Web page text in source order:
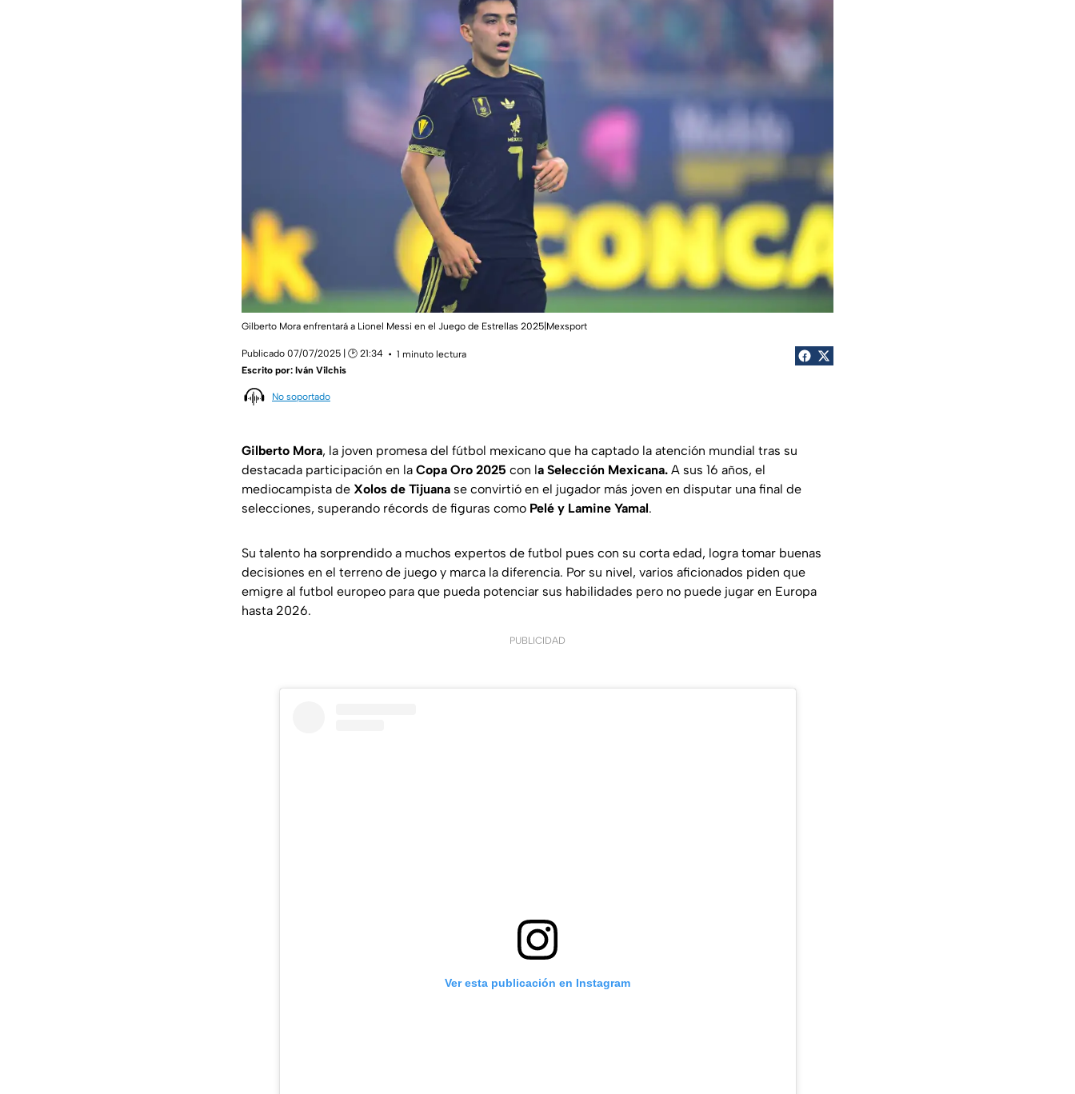
Gilberto Mora enfrentará a Lionel Messi en el Juego de Estrellas 2025|Mexsport
Publicado 07/07/2025 | 🕑 21:34
1 minuto lectura
Escrito por: Iván Vilchis
No soportado
Gilberto Mora, la joven promesa del fútbol mexicano que ha captado la atención mundial tras su
destacada participación en la Copa Oro 2025 con la Selección Mexicana. A sus 16 años, el
mediocampista de Xolos de Tijuana se convirtió en el jugador más joven en disputar una final de
selecciones, superando récords de figuras como Pelé y Lamine Yamal.
Su talento ha sorprendido a muchos expertos de futbol pues con su corta edad, logra tomar buenas
decisiones en el terreno de juego y marca la diferencia. Por su nivel, varios aficionados piden que
emigre al futbol europeo para que pueda potenciar sus habilidades pero no puede jugar en Europa
hasta 2026.
PUBLICIDAD
Ver esta publicación en Instagram